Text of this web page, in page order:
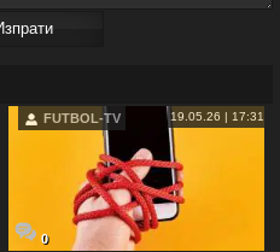
FUTBOL-TV 19.05.26 | 17:31
0